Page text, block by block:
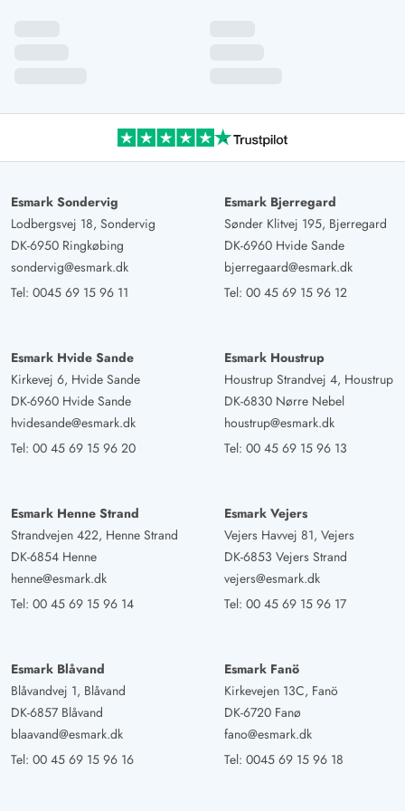
Esmark Sondervig
Lodbergsvej 18, Sondervig
DK-6950 Ringkøbing
sondervig@esmark.dk
Tel: 0045 69 15 96 11
Esmark Bjerregard
Sønder Klitvej 195, Bjerregard
DK-6960 Hvide Sande
bjerregaard@esmark.dk
Tel: 00 45 69 15 96 12
Esmark Hvide Sande
Kirkevej 6, Hvide Sande
DK-6960 Hvide Sande
hvidesande@esmark.dk
Tel: 00 45 69 15 96 20
Esmark Houstrup
Houstrup Strandvej 4, Houstrup
DK-6830 Nørre Nebel
houstrup@esmark.dk
Tel: 00 45 69 15 96 13
Esmark Henne Strand
Strandvejen 422, Henne Strand
DK-6854 Henne
henne@esmark.dk
Tel: 00 45 69 15 96 14
Esmark Vejers
Vejers Havvej 81, Vejers
DK-6853 Vejers Strand
vejers@esmark.dk
Tel: 00 45 69 15 96 17
Esmark Blåvand
Blåvandvej 1, Blåvand
DK-6857 Blåvand
blaavand@esmark.dk
Tel: 00 45 69 15 96 16
Esmark Fanö
Kirkevejen 13C, Fanö
DK-6720 Fanø
fano@esmark.dk
Tel: 0045 69 15 96 18